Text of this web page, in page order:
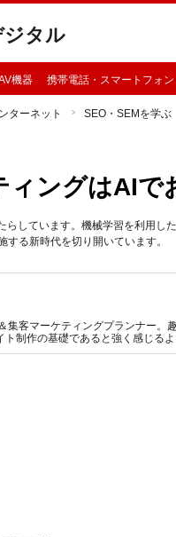
ジタル
機器 携帯電話・スマートフォン
ターネット SEO・SEMを学ぶ
ングはAIで
らしています。機械学習を利用し
る新時代を切り開いています。
集客マーケティングプランナー。
ト制作の基礎であると強く感じる